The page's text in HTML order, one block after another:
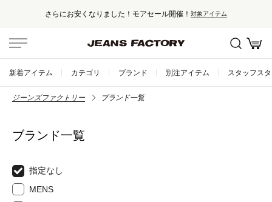
さらにお安くなりました！モアセール開催！対象アイテム
新着アイテム カテゴリ ブランド 別注アイテム スタッフス
ジーンズファクトリー ブランド一覧
ブランド一覧
指定なし
MENS